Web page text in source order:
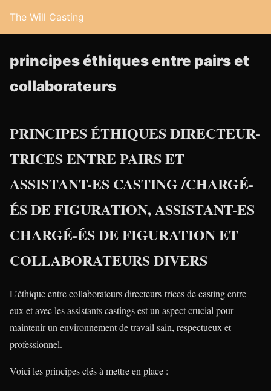
The Will Casting
principes éthiques entre pairs et
collaborateurs
PRINCIPES ÉTHIQUES DIRECTEUR-
TRICES ENTRE PAIRS ET
ASSISTANT-ES CASTING /CHARGÉ-
ÉS DE FIGURATION, ASSISTANT-ES
CHARGÉ-ÉS DE FIGURATION ET
COLLABORATEURS DIVERS
L’éthique entre collaborateurs directeurs-trices de casting entre
eux et avec les assistants castings est un aspect crucial pour
maintenir un environnement de travail sain, respectueux et
professionnel.
Voici les principes clés à mettre en place :